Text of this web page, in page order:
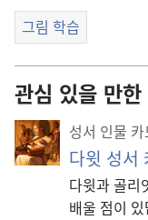
그림 학습
관심 있을 만
성서 인물 카
다윗 성서
다윗과 골리
배울 점이